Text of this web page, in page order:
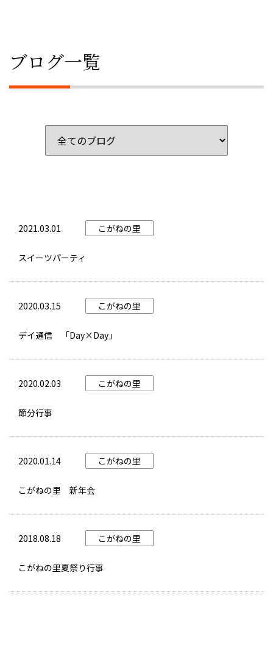
ブログ一覧
を
2021.03.01 こがねの里
スイーツパーティ
2020.03.15 こがねの里
デイ通信 「Day×Day」
2020.02.03 こがねの里
節分行事
2020.01.14 こがねの里
こがねの里 新年会
2018.08.18 こがねの里
こがねの里夏祭り行事